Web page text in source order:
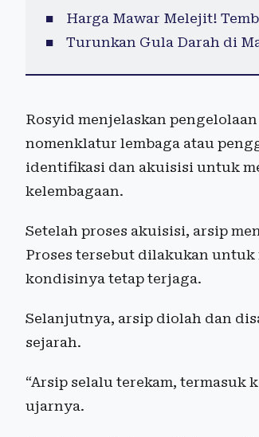
Harga Mawar Melejit!
Turunkan Gula Darah di
Rosyid menjelaskan
nomenklatur lembaga atau
identifikasi dan akuisisi untuk
kelembagaan.
Setelah proses akuisisi, arsip
Proses tersebut dilakukan
kondisinya tetap terjaga.
Selanjutnya, arsip diolah dan
sejarah.
“Arsip selalu terekam, termasuk
ujarnya.